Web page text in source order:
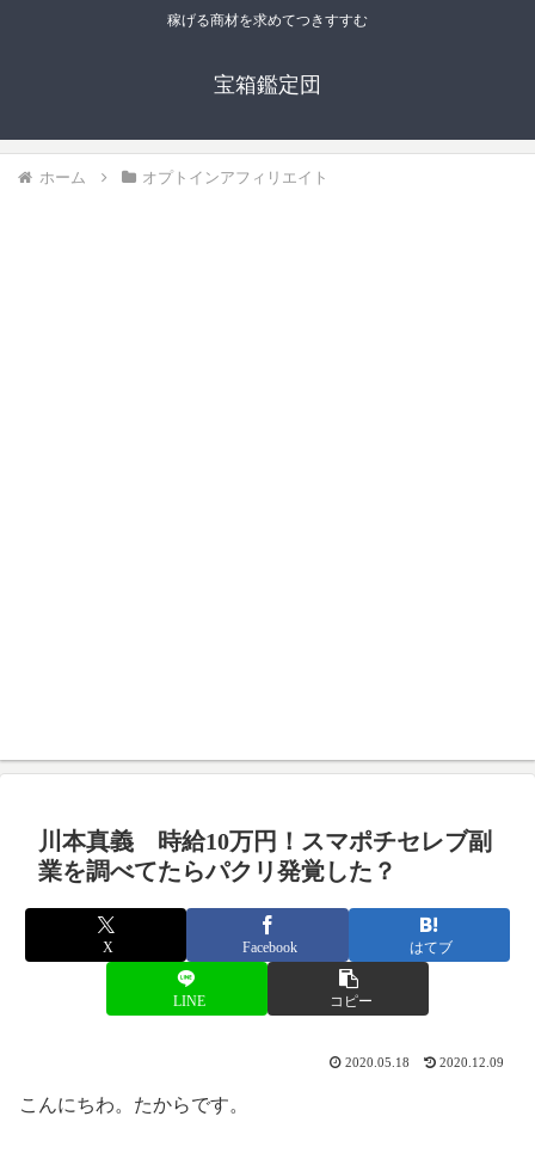
稼げる商材を求めてつきすすむ
宝箱鑑定団
ホーム オプトインアフィリエイト
川本真義 時給10万円！スマポチセレブ副
業を調べてたらパクリ発覚した？
X Facebook はてブ
LINE コピー
2020.05.18 2020.12.09
こんにちわ。たからです。